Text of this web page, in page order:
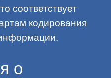
соответствует
кодирования
о